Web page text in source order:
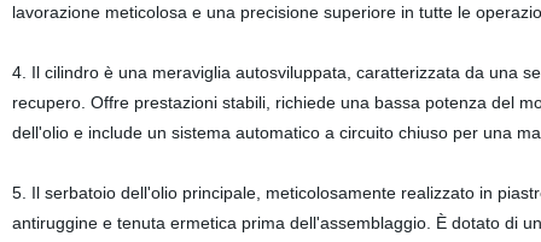
lavorazione meticolosa e una precisione superiore in tutte le
4. Il cilindro è una meraviglia autosviluppata, caratterizzata da una
recupero. Offre prestazioni stabili, richiede una bassa potenza del
dell'olio e include un sistema automatico a circuito chiuso per una
5. Il serbatoio dell'olio principale, meticolosamente realizzato in
antiruggine e tenuta ermetica prima dell'assemblaggio. È dotato di